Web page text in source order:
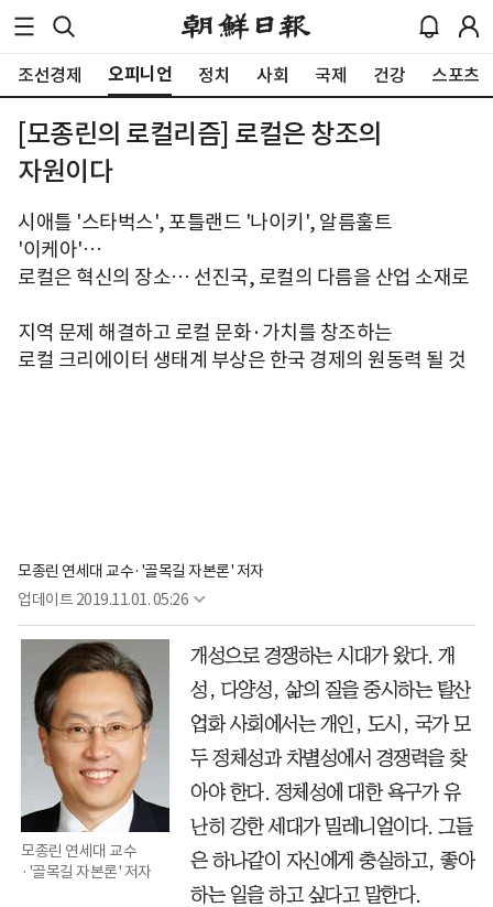
조선경제 오피니언 정치 사회 국제 건강 스포츠
[모종린의 로컬리즘] 로컬은 창조의
자원이다
시애틀 '스타벅스', 포틀랜드 '나이키', 알름훌트
'이케아'…
로컬은 혁신의 장소… 선진국, 로컬의 다름을 산업 소재로
지역 문제 해결하고 로컬 문화·가치를 창조하는
로컬 크리에이터 생태계 부상은 한국 경제의 원동력 될 것
모종린 연세대 교수·'골목길 자본론' 저자
업데이트 2019.11.01. 05:26
모종린 연세대 교수
·'골목길 자본론' 저자
개성으로 경쟁하는 시대가 왔다. 개
성, 다양성, 삶의 질을 중시하는 탈산
업화 사회에서는 개인, 도시, 국가 모
두 정체성과 차별성에서 경쟁력을 찾
아야 한다. 정체성에 대한 욕구가 유
난히 강한 세대가 밀레니얼이다. 그들
은 하나같이 자신에게 충실하고, 좋아
하는 일을 하고 싶다고 말한다.